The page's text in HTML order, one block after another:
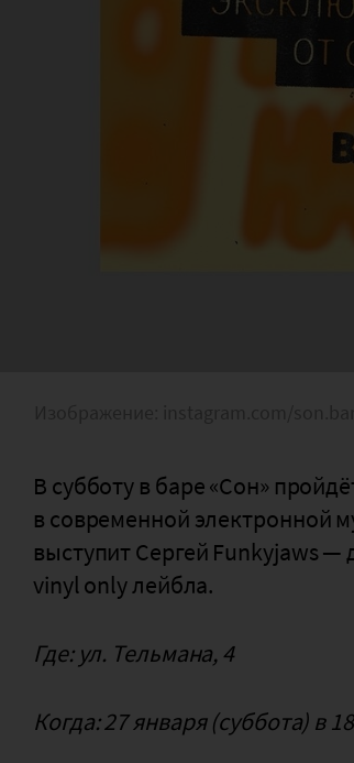
В субботу в баре «Сон»
в современной электронной
выступит Сергей Funkyjaws
vinyl only лейбла.
Где: ул. Тельмана, 4
Когда: 27 января (суббота) в